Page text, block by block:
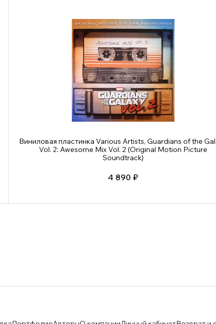
Виниловая пластинка Various Artists, Guardians of the
Vol. 2: Awesome Mix Vol. 2 (Original Motion Picture
Soundtrack)
4 890 ₽